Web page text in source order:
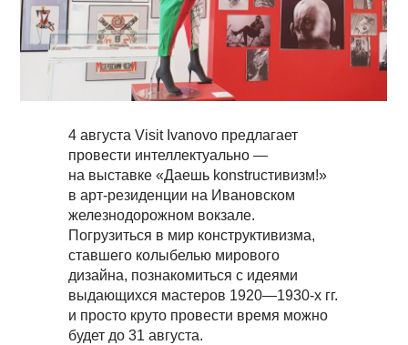
4 августа Visit Ivanovo предлагает
провести интеллектуально —
на выставке «Даешь konstrucтивизм!»
в арт-резиденции на Ивановском
железнодорожном вокзале.
Погрузиться в мир конструктивизма,
ставшего колыбелью мирового
дизайна, познакомиться с идеями
выдающихся мастеров 1920—1930-х гг.
и просто круто провести время можно
будет до 31 августа.